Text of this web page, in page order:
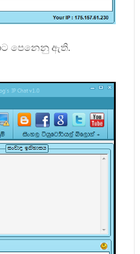
පෙනෙනු ඇති.